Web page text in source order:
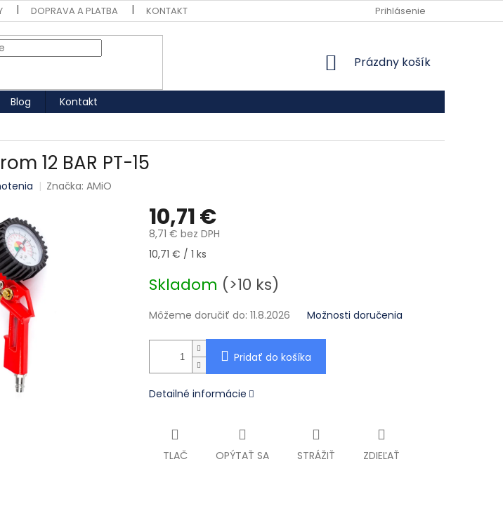
DOPRAVA A PLATBA KONTAKT VŠEOBECNÉ OBCHODNÉ PODMIENKY PODMIENKY
Prihlásenie
NÁKUPNÝ KOŠÍK
Prázdny košík
Blog
Kontakt
12 BAR PT-15
0,0 z 5 hviezdičiek.
Značka:AMiO
10,71 €
8,71 € bez DPH
Jednotková cena:
10,71 € / 1 ks
Skladom (>10 ks)
Môžeme doručiť do: 11.8.2026 Možnosti doručenia
Pridať do košíka
Detailné informácie
TLAČ OPÝTAŤ SA STRÁŽIŤ ZDIEĽAŤ